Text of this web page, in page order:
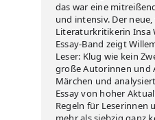
das war eine
und intensiv. Der
Literaturkritikerin Insa
Essay-Band zeigt
Leser: Klug wie kein
große Autorinnen und
Märchen und
Essay von hoher
Regeln für Leserinnen